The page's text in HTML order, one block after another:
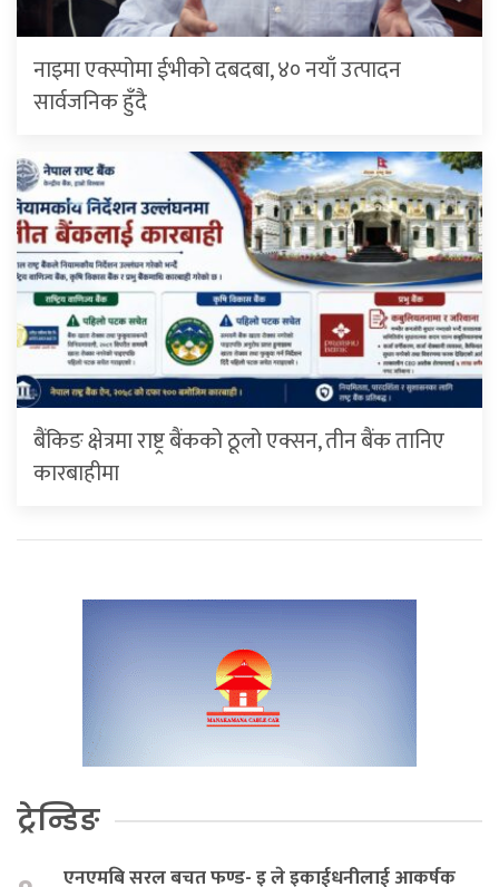
नाइमा एक्स्पोमा ईभीको दबदबा, ४० नयाँ उत्पादन
सार्वजनिक हुँदै
बैंकिङ क्षेत्रमा राष्ट्र बैंकको ठूलो एक्सन, तीन बैंक तानिए
कारबाहीमा
ट्रेन्डिङ
एनएमबि सरल बचत फण्ड- इ ले इकाईधनीलाई आकर्षक